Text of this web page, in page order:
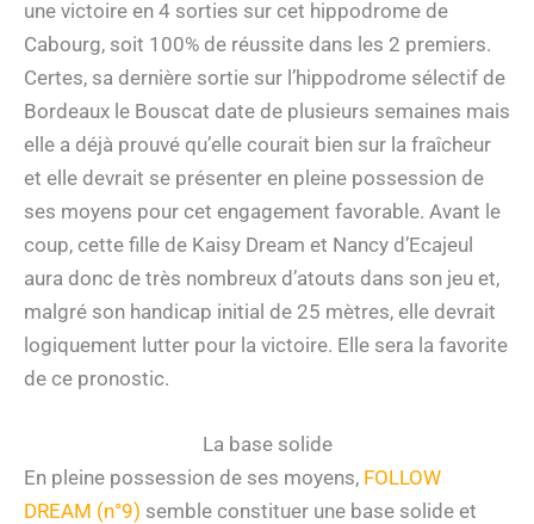
une victoire en 4 sorties sur cet hippodrome de
Cabourg, soit 100% de réussite dans les 2 premiers.
Certes, sa dernière sortie sur l’hippodrome sélectif de
Bordeaux le Bouscat date de plusieurs semaines mais
elle a déjà prouvé qu’elle courait bien sur la fraîcheur
et elle devrait se présenter en pleine possession de
ses moyens pour cet engagement favorable. Avant le
coup, cette fille de Kaisy Dream et Nancy d’Ecajeul
aura donc de très nombreux d’atouts dans son jeu et,
malgré son handicap initial de 25 mètres, elle devrait
logiquement lutter pour la victoire. Elle sera la favorite
de ce pronostic.
La base solide
En pleine possession de ses moyens, FOLLOW
DREAM (n°9) semble constituer une base solide et